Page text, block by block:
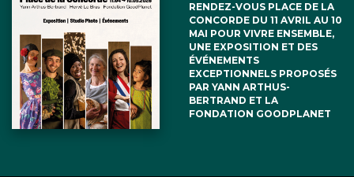
RENDEZ-VOUS PLACE DE LA
CONCORDE DU 11 AVRIL AU 10
MAI POUR VIVRE ENSEMBLE,
UNE EXPOSITION ET DES
ÉVÉNEMENTS
EXCEPTIONNELS PROPOSÉS
PAR YANN ARTHUS-
BERTRAND ET LA
FONDATION GOODPLANET